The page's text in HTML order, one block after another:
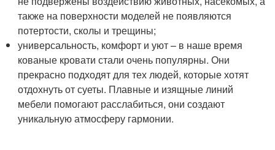
также на поверхности моделей не появляются
потертости, сколы и трещины;
универсальность, комфорт и уют – в наше время
кованые кровати стали очень популярны. Они
прекрасно подходят для тех людей, которые хотят
отдохнуть от суеты. Плавные и изящные линий
мебели помогают расслабиться, они создают
уникальную атмосферу гармонии.